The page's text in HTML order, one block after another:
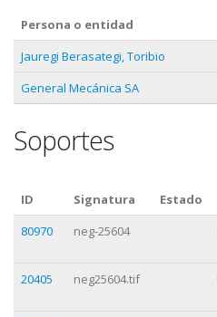
Persona o entidad
Jauregi Berasategi, Toribio
General Mecánica SA
Soportes
ID Signatura Estado
80970
neg-25604
20405
neg25604.tif